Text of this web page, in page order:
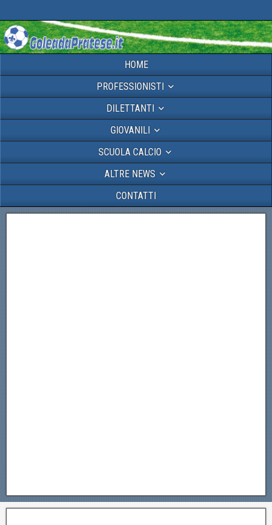
HOME
PROFESSIONISTI
DILETTANTI
GIOVANILI
SCUOLA CALCIO
ALTRE NEWS
CONTATTI